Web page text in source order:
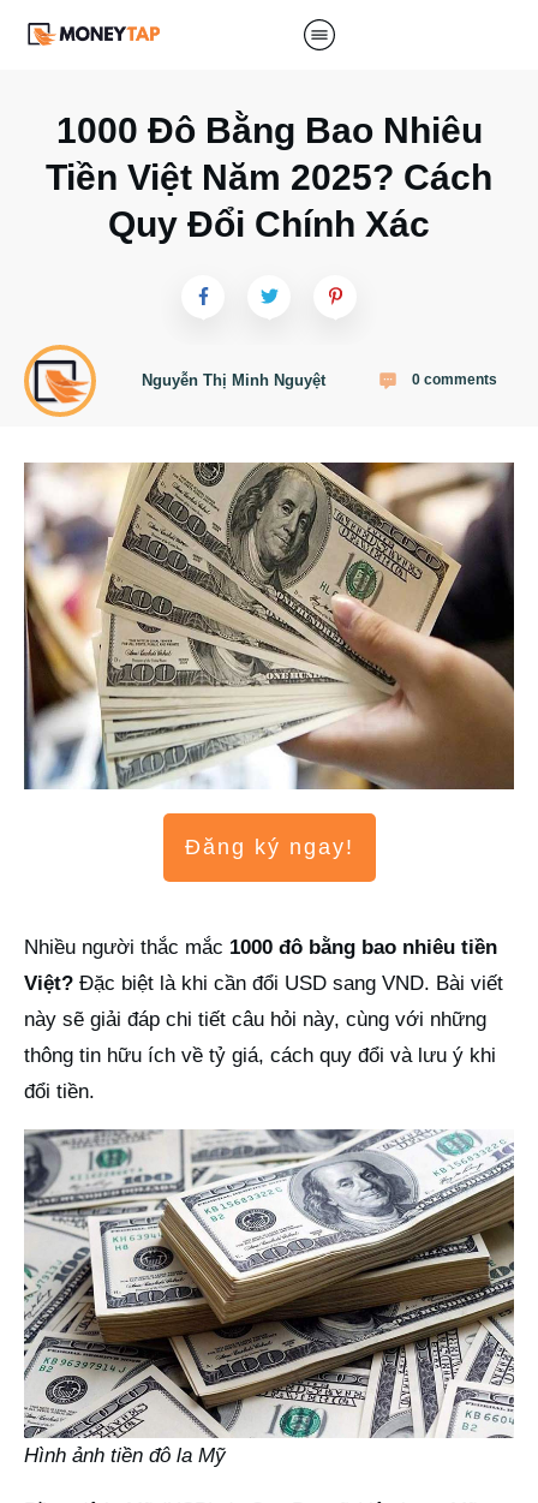
1000 Đô Bằng Bao Nhiêu
Tiền Việt Năm 2025? Cách
Quy Đổi Chính Xác
Nguyễn Thị Minh Nguyệt 0comments
Đăng ký ngay!
Nhiều người thắc mắc 1000 đô bằng bao nhiêu tiền
Việt? Đặc biệt là khi cần đổi USD sang VND. Bài viết
này sẽ giải đáp chi tiết câu hỏi này, cùng với những
thông tin hữu ích về tỷ giá, cách quy đổi và lưu ý khi
đổi tiền.
Hình ảnh tiền đô la Mỹ